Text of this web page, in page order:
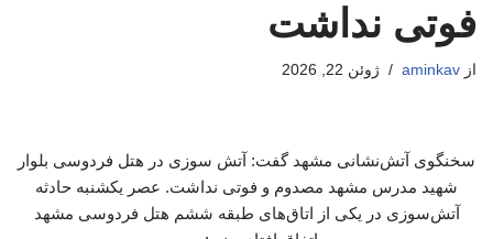
فوتی نداشت
از aminkav ژوئن 22, 2026
سخنگوی آتش‌نشانی مشهد گفت: آتش سوزی در هتل فردوسی بلوار
شهید مدرس مشهد مصدوم و فوتی نداشت. عصر یکشنبه حادثه
آتش‌سوزی در یکی از اتاق‌های طبقه ششم هتل فردوسی مشهد